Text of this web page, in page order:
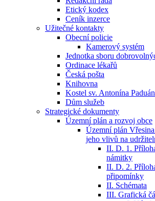
Etický kodex
Ceník inzerce
Užitečné kontakty
Obecní policie
Kamerový systém
Jednotka sboru
Ordinace lékařů
Česká pošta
Knihovna
Kostel sv. Antonína
Dům služeb
Strategické dokumenty
Územní plán a rozvoj obce
Územní plán
jeho vlivů na
II. D. 1.
námitky
II. D. 2.
připomínky
II. Schémata
III. Grafická